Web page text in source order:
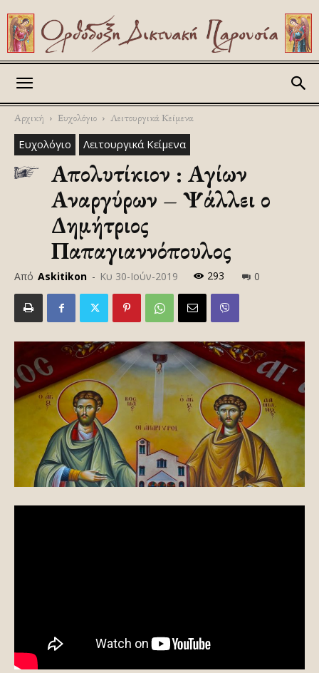
Αρχική Ευχολόγιο Λειτουργικά Κείμενα
Ευχολόγιο Λειτουργικά Κείμενα
Απολυτίκιον : Αγίων
Αναργύρων – Ψάλλει ο
Δημήτριος
Παπαγιαννόπουλος
Από Askitikon - Κυ 30-Ιούν-2019 293 0